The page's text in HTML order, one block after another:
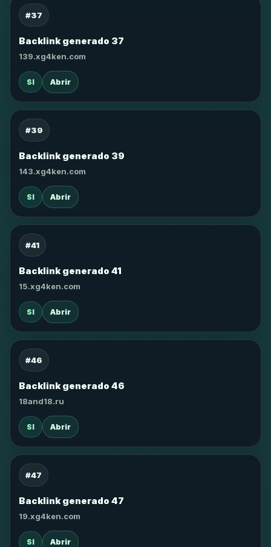
#37
Backlink generado 37
139.xg4ken.com
SI Abrir
#39
Backlink generado 39
143.xg4ken.com
SI Abrir
#41
Backlink generado 41
15.xg4ken.com
SI Abrir
#46
Backlink generado 46
18and18.ru
SI Abrir
#47
Backlink generado 47
19.xg4ken.com
SI Abrir